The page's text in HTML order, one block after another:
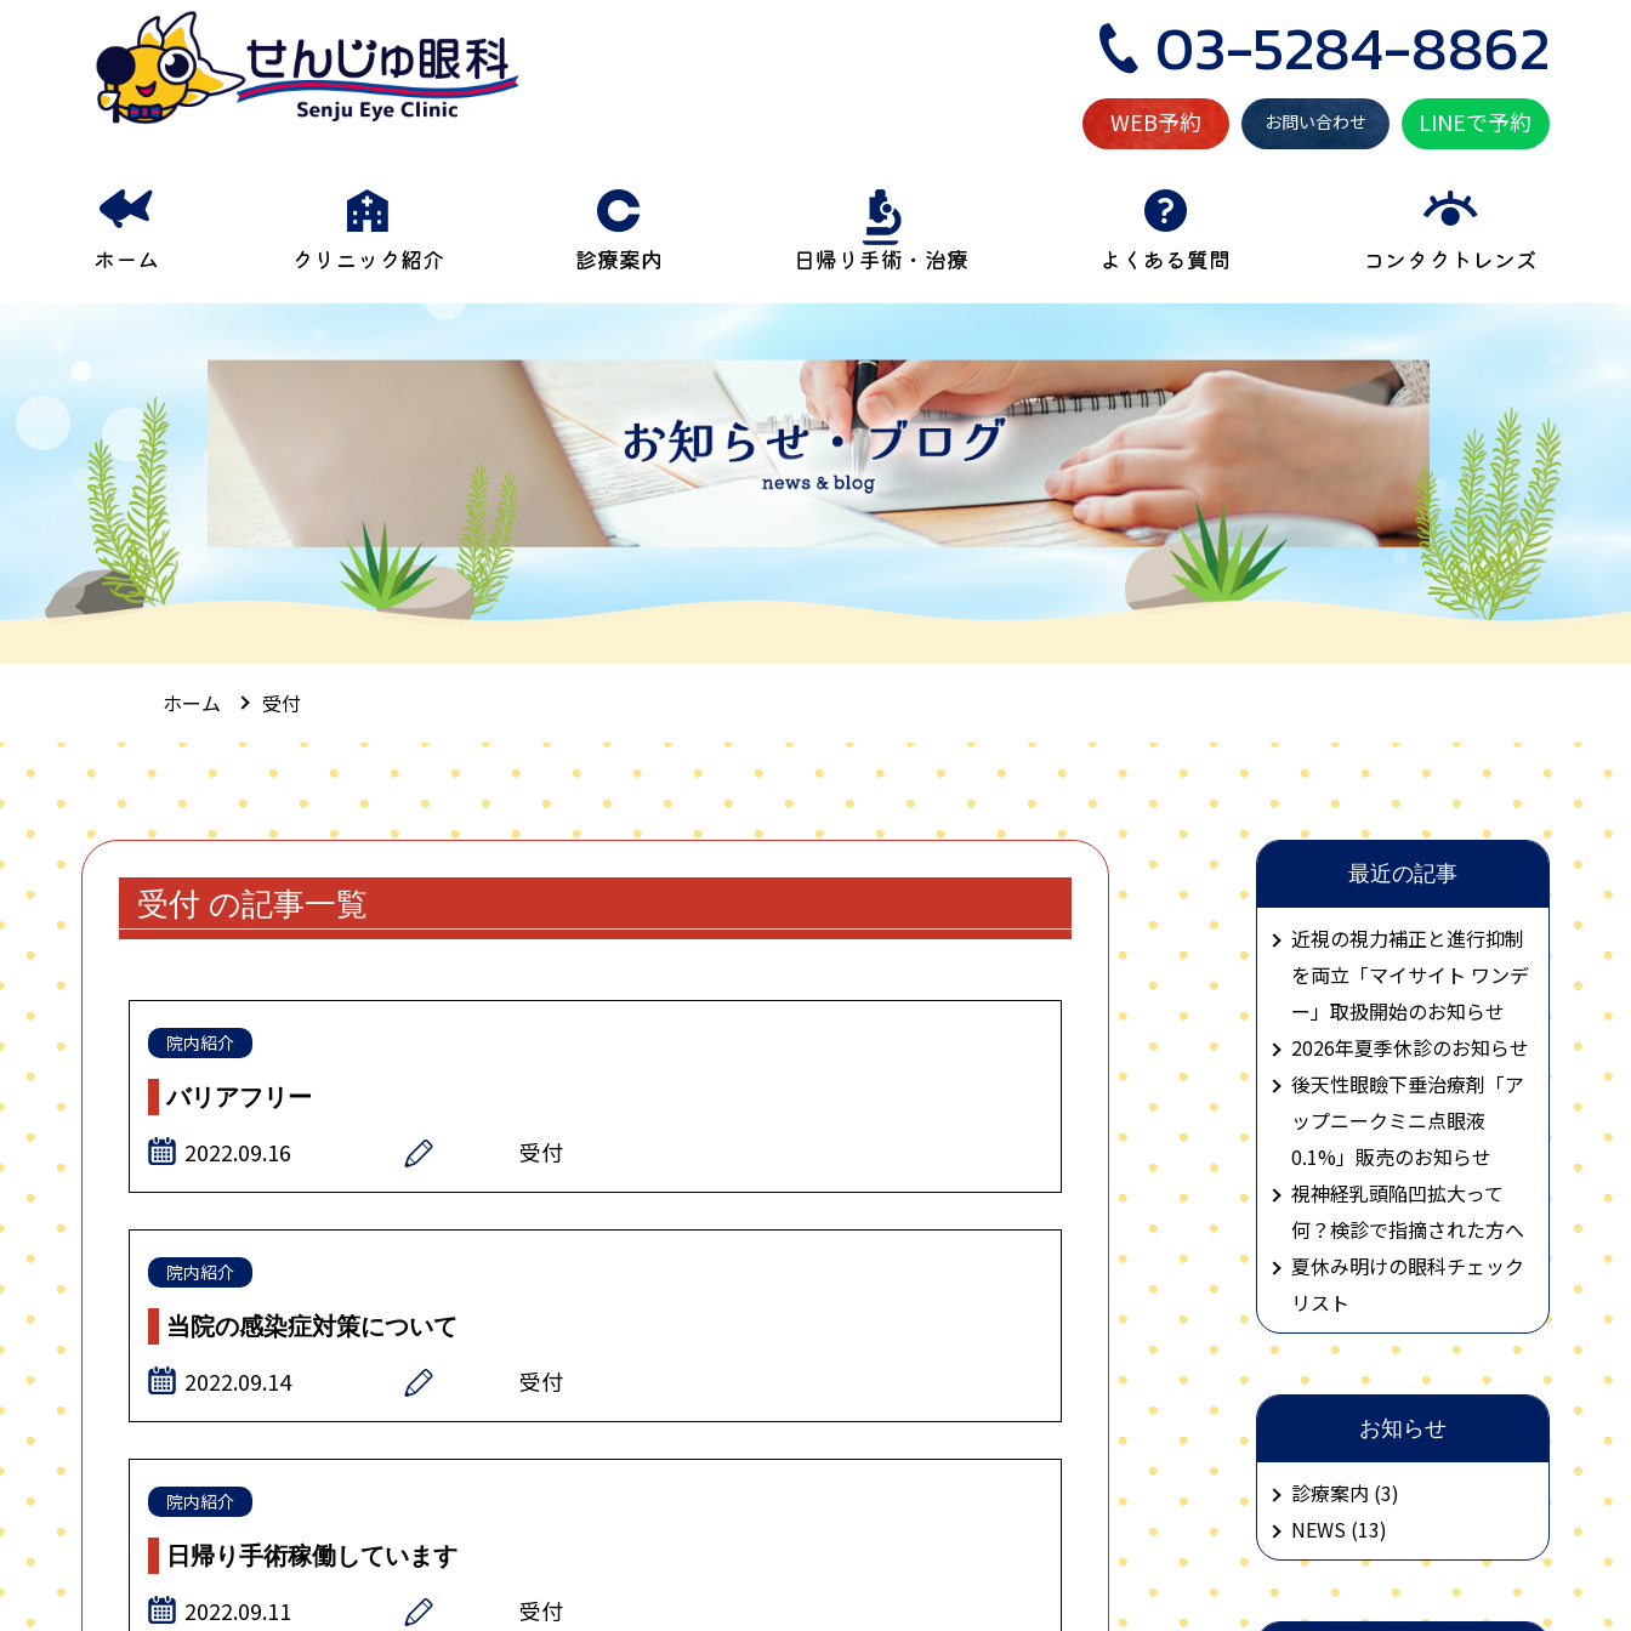
03-5284-8862
WEB予約 お問い合わせ LINEで予約
ホーム クリニック紹介 診療案内 日帰り手術・治療 よくある質問 コンタクトレンズ
ホーム 受付
受付 の記事一覧
院内紹介
バリアフリー
2022.09.16 受付
院内紹介
当院の感染症対策について
2022.09.14 受付
院内紹介
日帰り手術稼働しています
2022.09.11 受付
最近の記事
近視の視力補正と進行抑制
を両立「マイサイト ワンデ
ー」取扱開始のお知らせ
2026年夏季休診のお知らせ
後天性眼瞼下垂治療剤「ア
ップニークミニ点眼液
0.1%」販売のお知らせ
視神経乳頭陥凹拡大って
何？検診で指摘された方へ
夏休み明けの眼科チェック
リスト
お知らせ
診療案内 (3)
NEWS (13)